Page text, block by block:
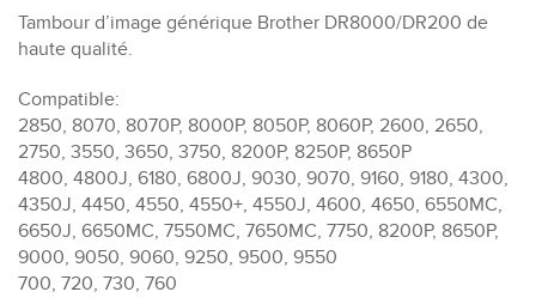
Tambour d’image générique Brother DR8000/DR200 de
haute qualité.
Compatible:
2850, 8070, 8070P, 8000P, 8050P, 8060P, 2600, 2650,
2750, 3550, 3650, 3750, 8200P, 8250P, 8650P
4800, 4800J, 6180, 6800J, 9030, 9070, 9160, 9180, 4300,
4350J, 4450, 4550, 4550+, 4550J, 4600, 4650, 6550MC,
6650J, 6650MC, 7550MC, 7650MC, 7750, 8200P, 8650P,
9000, 9050, 9060, 9250, 9500, 9550
700, 720, 730, 760